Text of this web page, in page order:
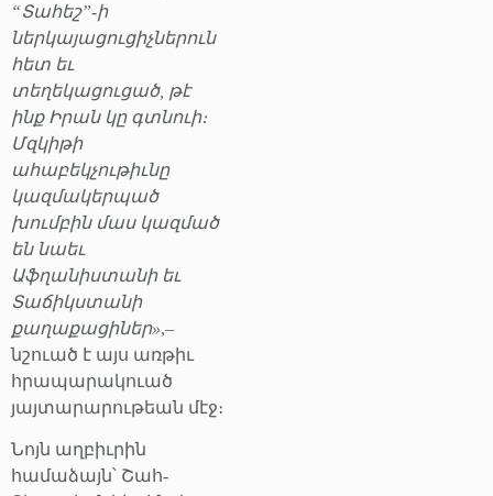
“Տահեշ”-ի
ներկայացուցիչներուն
հետ եւ
տեղեկացուցած, թէ
ինք Իրան կը գտնուի։
Մզկիթի
ահաբեկչութիւնը
կազմակերպած
խումբին մաս կազմած
են նաեւ
Աֆղանիստանի եւ
Տաճիկստանի
քաղաքացիներ»,–
նշուած է այս առթիւ
հրապարակուած
յայտարարութեան մէջ։
Նոյն աղբիւրին
համաձայն՝ Շահ-